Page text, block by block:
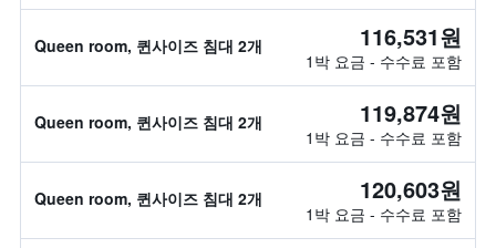
Queen room, 퀸사이즈 침대 2개 116,531원
1박 요금 - 수수료 포함
Queen room, 퀸사이즈 침대 2개 119,874원
1박 요금 - 수수료 포함
Queen room, 퀸사이즈 침대 2개 120,603원
1박 요금 - 수수료 포함